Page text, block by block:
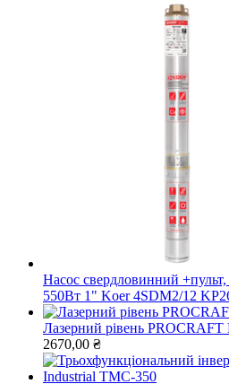
Насос свердловинний
550Вт 1" Koer 4SDM2/12
Лазерний рівень
2670,00 ₴